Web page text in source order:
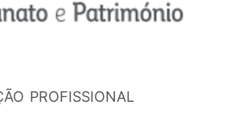
PROFISSIONAL